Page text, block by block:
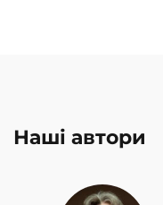
Наші автори